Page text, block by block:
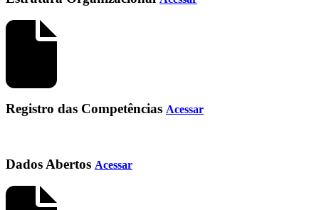
Registro das Competências Acessar
Dados Abertos Acessar